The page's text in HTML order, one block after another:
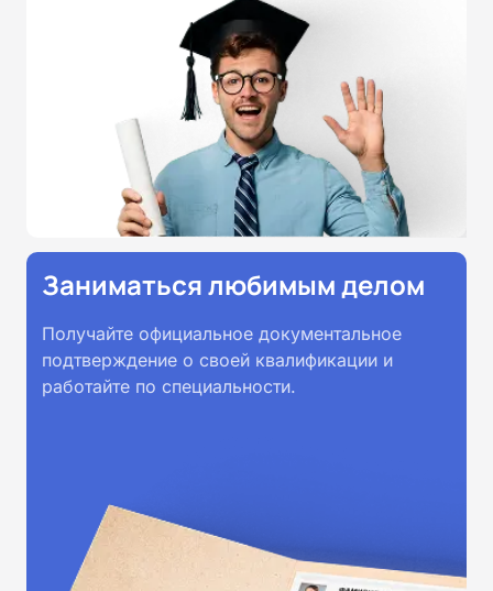
всей России.
Заниматься любимым делом
Получайте официальное документальное
подтверждение о своей квалификации и
работайте по специальности.